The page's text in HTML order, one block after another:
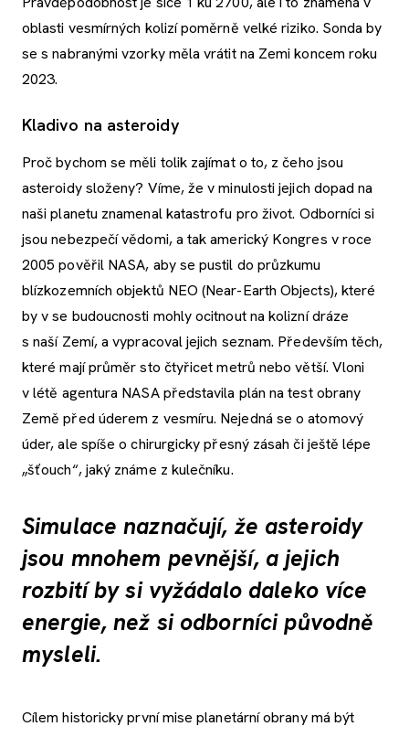
oblasti vesmírných kolizí poměrně velké riziko. Sonda by
se s nabranými vzorky měla vrátit na Zemi koncem roku
2023.
Kladivo na asteroidy
Proč bychom se měli tolik zajímat o to, z čeho jsou
asteroidy složeny? Víme, že v minulosti jejich dopad na
naši planetu znamenal katastrofu pro život. Odborníci si
jsou nebezpečí vědomi, a tak americký Kongres v roce
2005 pověřil NASA, aby se pustil do průzkumu
blízkozemních objektů NEO (Near-Earth Objects), které
by v se budoucnosti mohly ocitnout na kolizní dráze
s naší Zemí, a vypracoval jejich seznam. Především těch,
které mají průměr sto čtyřicet metrů nebo větší. Vloni
v létě agentura NASA představila plán na test obrany
Země před úderem z vesmíru. Nejedná se o atomový
úder, ale spíše o chirurgicky přesný zásah či ještě lépe
„šťouch“, jaký známe z kulečníku.
Simulace naznačují, že asteroidy
jsou mnohem pevnější, a jejich
rozbití by si vyžádalo daleko více
energie, než si odborníci původně
mysleli.
Cílem historicky první mise planetární obrany má být